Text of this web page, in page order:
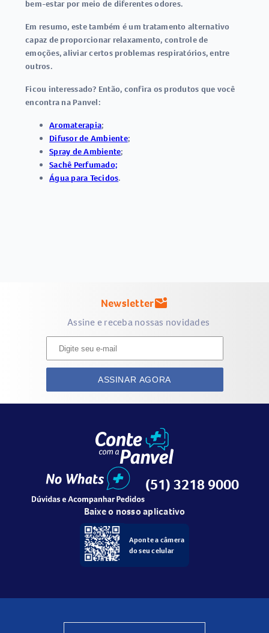
bem-estarpor meio de diferentes odores.
Em resumo, este também é um tratamento alternativo
capaz de proporcionar relaxamento, controle de
emoções, aliviar certos problemas respiratórios, entre
outros.
Ficou interessado? Então, confira os produtos que você
encontra na Panvel:
Aromaterapia;
Difusor de Ambiente;
Spray de Ambiente;
Sachê Perfumado;
Água para Tecidos.
Newslettermark_email_unread
Assine e receba nossas novidades
ASSINAR AGORA
(51) 3218 9000
Baixe o nosso aplicativo
Aponte a câmera
do seu celular